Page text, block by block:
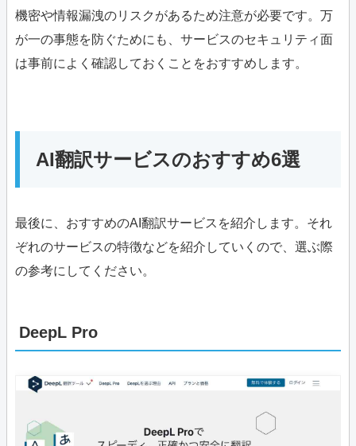
機密や情報漏洩のリスクがあるため注意が必要です。万
が一の事態を防ぐためにも、サービスのセキュリティ面
は事前によく確認しておくことをおすすめします。
AI翻訳サービスのおすすめ6選
最後に、おすすめのAI翻訳サービスを紹介します。それ
ぞれのサービスの特徴などを紹介していくので、選ぶ際
の参考にしてください。
DeepL Pro